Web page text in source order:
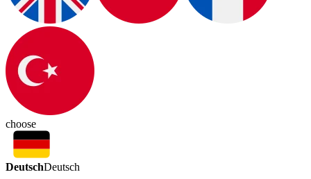
choose
DeutschDeutsch